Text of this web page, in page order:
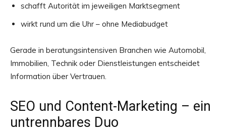
schafft Autorität im jeweiligen Marktsegment
wirkt rund um die Uhr – ohne Mediabudget
Gerade in beratungsintensiven Branchen wie Automobil,
Immobilien, Technik oder Dienstleistungen entscheidet
Information über Vertrauen.
SEO und Content-Marketing – ein
untrennbares Duo